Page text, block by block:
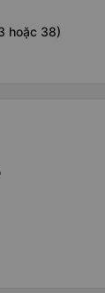
hoặc 38)